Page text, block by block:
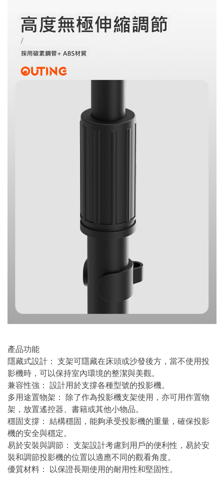
產品功能
隱藏式設計： 支架可隱藏在床頭或沙發後方，當不使用投
影機時，可以保持室內環境的整潔與美觀。
兼容性強： 設計用於支撐各種型號的投影機。
多用途置物架： 除了作為投影機支架使用，亦可用作置物
架，放置遙控器、書籍或其他小物品。
穩固支撐： 結構穩固，能夠承受投影機的重量，確保投影
機的安全與穩定。
易於安裝與調節： 支架設計考慮到用戶的便利性，易於安
裝和調節投影機的位置以適應不同的觀看角度。
優質材料： 以保證長期使用的耐用性和堅固性。